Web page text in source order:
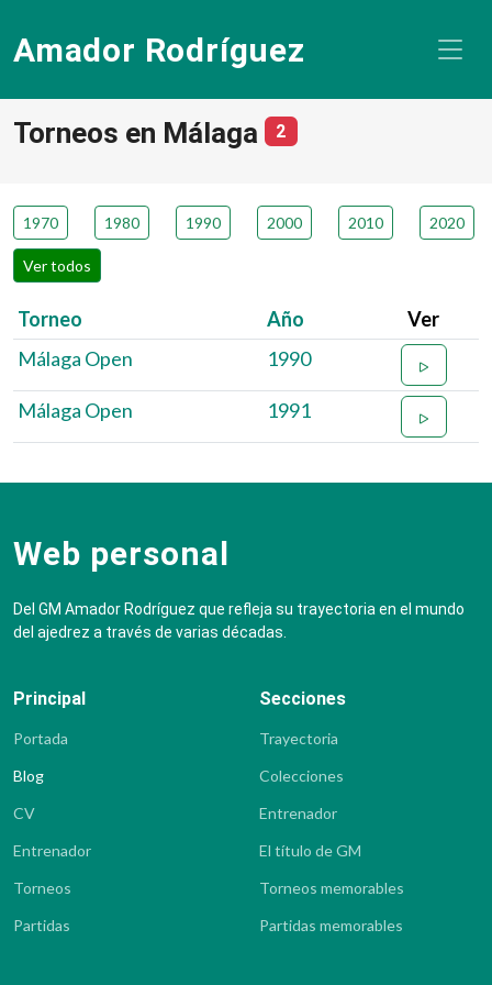
Amador Rodríguez
Torneos en Málaga 2número de torneos
1970 1980 1990 2000 2010 2020
Ver todos
Torneo Año
Ver
Málaga Open
1990
Málaga Open 1991
Web personal
Del GM Amador Rodríguez que refleja su trayectoria en el mundo
del ajedrez a través de varias décadas.
Principal
Portada
Blog
CV
Entrenador
Torneos
Partidas
Secciones
Trayectoria
Colecciones
Entrenador
El título de GM
Torneos memorables
Partidas memorables